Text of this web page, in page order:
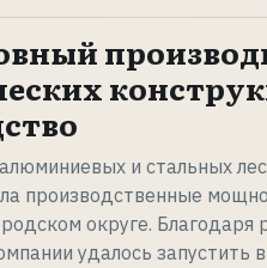
и стальных
производственные
округе. Благодаря
удалось запустить